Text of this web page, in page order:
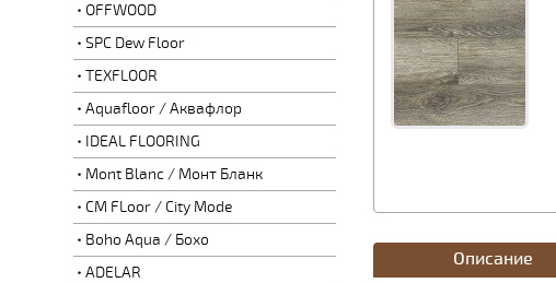
OFFWOOD
SPC Dew Floor
TEXFLOOR
Aquafloor / Аквафлор
IDEAL FLOORING
Mont Blanc / Монт Бланк
CM FLoor / City Mode
Boho Aqua / Бохо
ADELAR
Описание